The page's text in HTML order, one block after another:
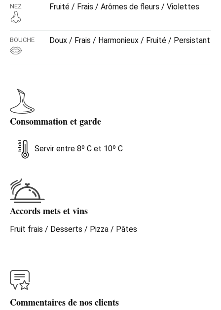
NEZ Fruité / Frais / Arômes de fleurs / Violettes
BOUCHE Doux / Frais / Harmonieux / Fruité / Persistant
Consommation et garde
Servir entre 8º C et 10º C
Accords mets et vins
Fruit frais / Desserts / Pizza / Pâtes
Commentaires de nos clients